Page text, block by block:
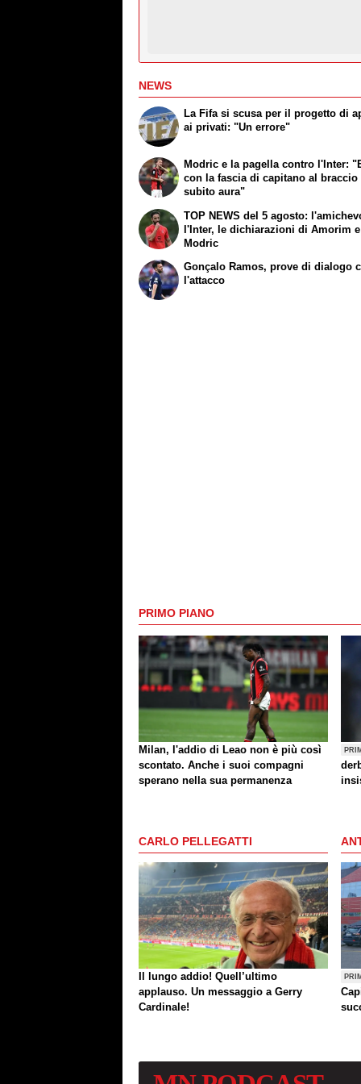
NEWS
La Fifa si scusa per il progetto di
ai privati: "Un errore"
Modric e la pagella contro l'Inter:
con la fascia di capitano al braccio
subito aura"
TOP NEWS del 5 agosto:
l'Inter, le dichiarazioni di Amorim e
Modric
Gonçalo Ramos, prove di dialogo
l'attacco
PRIMO PIANO
Milan, l'addio di Leao non è più così
scontato. Anche i suoi compagni
sperano nella sua permanenza
CARLO PELLEGATTI
Il lungo addio! Quell’ultimo
applauso. Un messaggio a Gerry
Cardinale!